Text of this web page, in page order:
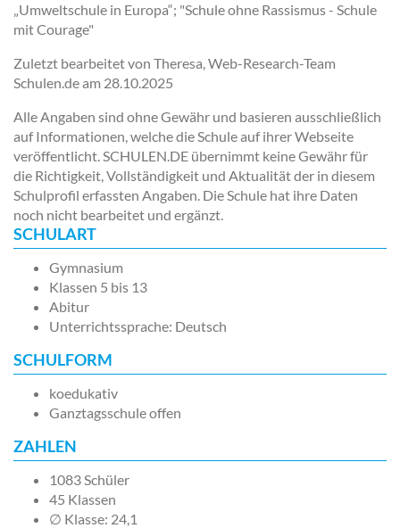
„Umwelt­schule in Europa“; "Schule ohne Rassismus - Schule
mit Courage"
Zuletzt bearbeitet von Theresa, Web-Research-Team
Schulen.de am 28.10.2025
Alle Angaben sind ohne Gewähr und basieren ausschließlich
auf Informationen, welche die Schule auf ihrer Webseite
veröffentlicht. SCHULEN.DE übernimmt keine Gewähr für
die Richtigkeit, Vollständigkeit und Aktualität der in diesem
Schulprofil erfassten Angaben. Die Schule hat ihre Daten
noch nicht bearbeitet und ergänzt.
SCHULART
Gymnasium
Klassen 5 bis 13
Abitur
Unterrichtssprache: Deutsch
SCHULFORM
koedukativ
Ganztagsschule offen
ZAHLEN
1083 Schüler
45 Klassen
∅ Klasse: 24,1